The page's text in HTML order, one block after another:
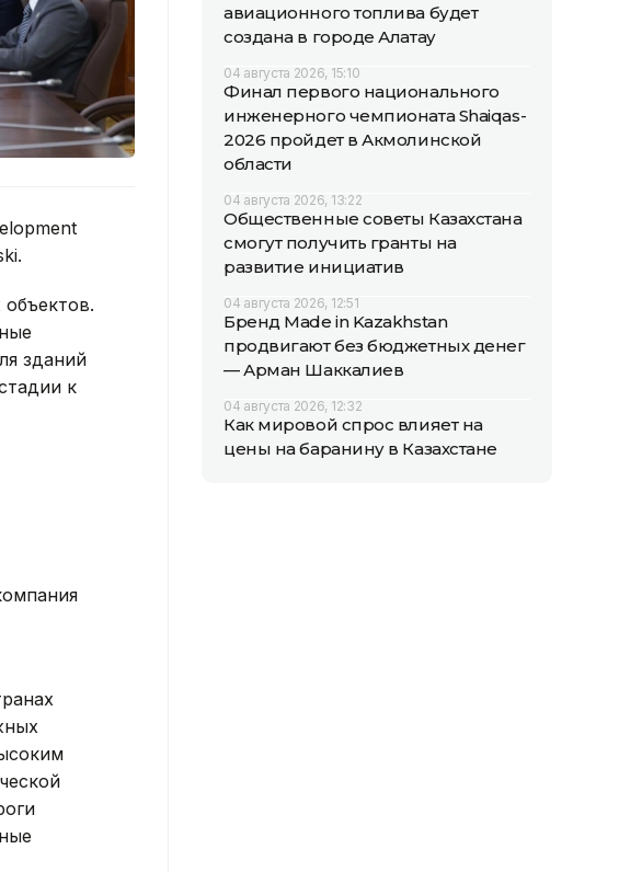
зданий
к
авиационного топлива будет
создана в городе Алатау
04 августа 2026, 15:10
Финал первого национального
инженерного чемпионата Shaiqas-
2026 пройдет в Акмолинской
области
04 августа 2026, 13:22
Общественные советы Казахстана
смогут получить гранты на
развитие инициатив
04 августа 2026, 12:51
Бренд Made in Kazakhstan
продвигают без бюджетных денег
— Арман Шаккалиев
04 августа 2026, 12:32
Как мировой спрос влияет на
цены на баранину в Казахстане